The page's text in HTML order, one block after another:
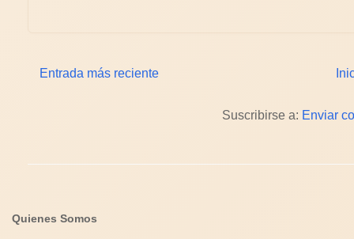
Entrada más reciente
Suscribirse a: Enviar
Quienes Somos